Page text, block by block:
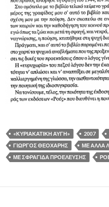
«ΚΥΡΙΑΚΆΤΙΚΗ ΑΥΓΉ» 2007
ΓΙΏΡΓΟΣ ΘΕΟΧΆΡΗΣ
ΜΕ ΆΛΛΑ
ΜΕ ΣΦΡΑΓΊΔΑ ΠΡΟΈΛΕΥΣΗΣ